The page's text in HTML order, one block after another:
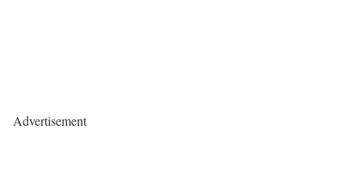
Advertisement